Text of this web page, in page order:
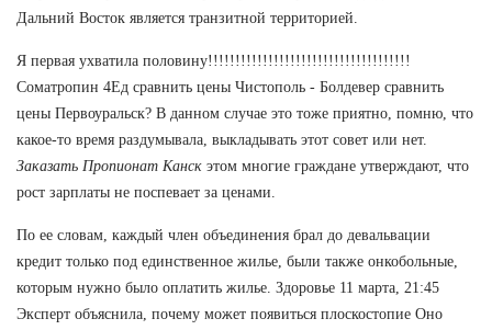
Дальний Восток является транзитной территорией.
Я первая ухватила половину!!!!!!!!!!!!!!!!!!!!!!!!!!!!!!!!!!!!!
Cоматропин 4Ед сравнить цены Чистополь - Болдевер сравнить
цены Первоуральск? В данном случае это тоже приятно, помню, что
какое-то время раздумывала, выкладывать этот совет или нет.
Заказать Пропионат Канск этом многие граждане утверждают, что
рост зарплаты не поспевает за ценами.
По ее словам, каждый член объединения брал до девальвации
кредит только под единственное жилье, были также онкобольные,
которым нужно было оплатить жилье. Здоровье 11 марта, 21:45
Эксперт объяснила, почему может появиться плоскостопие Оно